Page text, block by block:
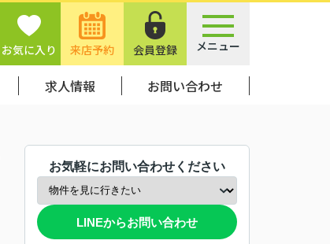
お気に入り 来店予約 会員登録 メニュー
求人情報 お問い合わせ
お気軽にお問い合わせください
LINEからお問い合わせ